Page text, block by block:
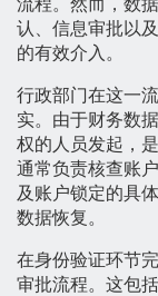
流程。然而，数
认、信息审批以
的有效介入。
行政部门在这一
实。由于财务数
权的人员发起，
通常负责核查账
及账户锁定的具
数据恢复。
在身份验证环节
审批流程。这包